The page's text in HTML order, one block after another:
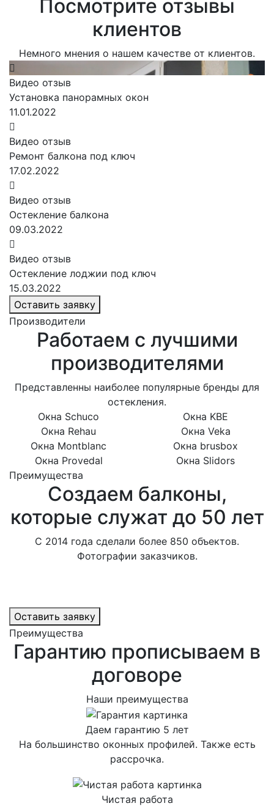
Посмотрите отзывы
клиентов
Немного мнения о нашем качестве от клиентов.
Видео отзыв
Установка панорамных окон
11.01.2022
Видео отзыв
Ремонт балкона под ключ
17.02.2022
Видео отзыв
Остекление балкона
09.03.2022
Видео отзыв
Остекление лоджии под ключ
15.03.2022
Оставить заявку
Производители
Работаем с лучшими
производителями
Представленны наиболее популярные бренды для
остекления.
Окна Schuco
Окна KBE
Окна Rehau
Окна Veka
Окна Montblanc
Окна brusbox
Окна Provedal
Окна Slidors
Преимущества
Создаем балконы,
которые служат до 50 лет
С 2014 года сделали более 850 объектов.
Фотографии заказчиков.
Оставить заявку
Преимущества
Гарантию прописываем в
договоре
Наши преимущества
Даем гарантию 5 лет
На большинство оконных профилей. Также есть
рассрочка.
Чистая работа